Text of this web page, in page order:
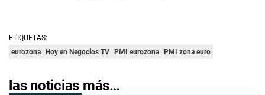
ETIQUETAS:
eurozona
Hoy en Negocios TV PMI eurozona PMI zona euro
las noticias más…